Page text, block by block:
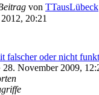
von TTausLübeck
20:21
falscher oder nicht
28. November 2009,